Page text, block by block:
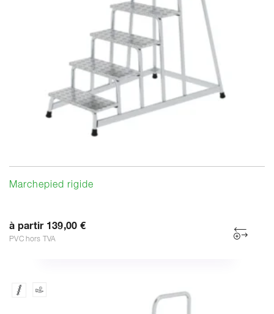
Marchepied rigide
à partir 139,00 €
PVC hors TVA